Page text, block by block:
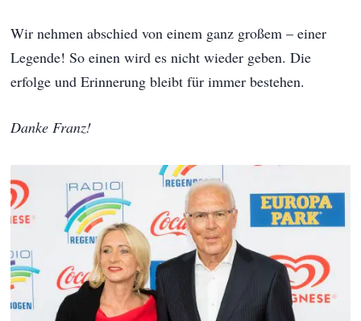
Wir nehmen abschied von einem ganz großem – einer
Legende! So einen wird es nicht wieder geben. Die
erfolge und Erinnerung bleibt für immer bestehen.
Danke Franz!